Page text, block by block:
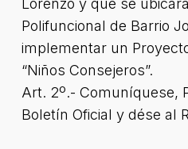
Lorenzo y que se
Polifuncional de Barrio
implementar un
“Niños Consejeros”.
Art. 2º.- Comuníquese,
Boletín Oficial y dése al